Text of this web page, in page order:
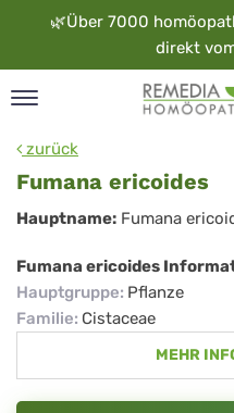
🌿Über 7000
direkt
zurück
Fumana ericoides
Fumana
ericoides
Hauptname: Fumana
Fumana ericoides
Hauptgruppe: Pflanze
Familie: Cistaceae
MEHR